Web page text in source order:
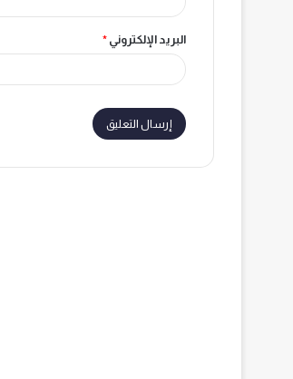
البريد الإلكتروني *